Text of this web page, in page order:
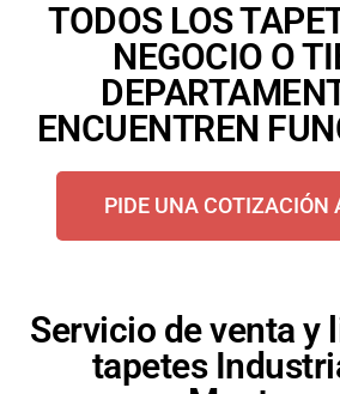
TODOS LOS
NEGOCIO O
ENCUENTREN
PIDE UNA COTIZACIÓN
Servicio de venta y
tapetes